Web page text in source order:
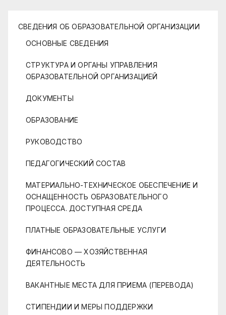
СВЕДЕНИЯ ОБ ОБРАЗОВАТЕЛЬНОЙ ОРГАНИЗАЦИИ
ОСНОВНЫЕ СВЕДЕНИЯ
СТРУКТУРА И ОРГАНЫ УПРАВЛЕНИЯ
ОБРАЗОВАТЕЛЬНОЙ ОРГАНИЗАЦИЕЙ
ДОКУМЕНТЫ
ОБРАЗОВАНИЕ
РУКОВОДСТВО
ПЕДАГОГИЧЕСКИЙ СОСТАВ
МАТЕРИАЛЬНО-ТЕХНИЧЕСКОЕ ОБЕСПЕЧЕНИЕ И
ОСНАЩЕННОСТЬ ОБРАЗОВАТЕЛЬНОГО
ПРОЦЕССА. ДОСТУПНАЯ СРЕДА
ПЛАТНЫЕ ОБРАЗОВАТЕЛЬНЫЕ УСЛУГИ
ФИНАНСОВО — ХОЗЯЙСТВЕННАЯ
ДЕЯТЕЛЬНОСТЬ
ВАКАНТНЫЕ МЕСТА ДЛЯ ПРИЕМА (ПЕРЕВОДА)
СТИПЕНДИИ И МЕРЫ ПОДДЕРЖКИ